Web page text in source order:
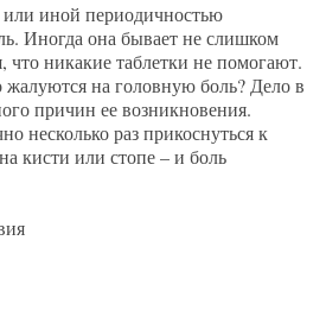
иной периодичностью
Иногда она бывает не слишком
что никакие таблетки не помогают.
на головную боль? Дело в
причин ее возникновения.
несколько раз прикоснуться к
кисти или стопе – и боль